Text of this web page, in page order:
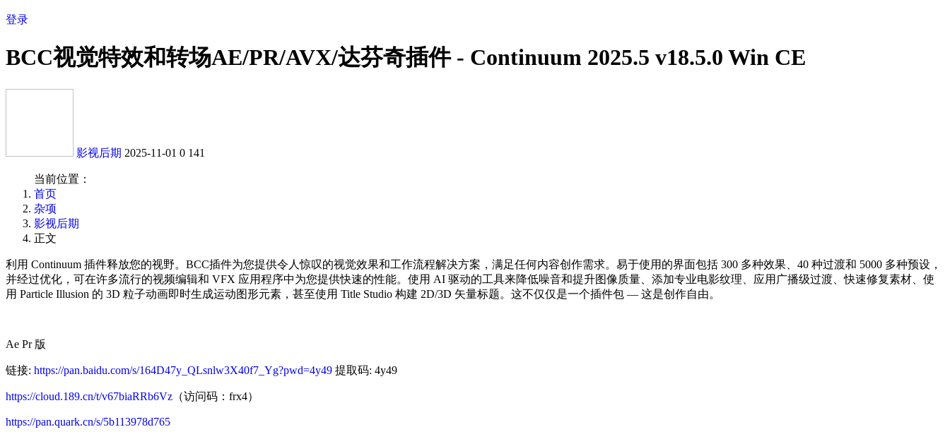
登录
BCC视觉特效和转场AE/PR/AVX/达芬奇插件 - Continuum 2025.5 v18.5.0 Win CE
影视后期 2025-11-01 0 141
当前位置：
首页
杂项
影视后期
正文
利用 Continuum 插件释放您的视野。BCC插件为您提供令人惊叹的视觉效果和工作流程解决方案，满足任何内容创作需求。易于使用的界面包括 300 多种效果、40 种过渡和 5000 多种预设，
并经过优化，可在许多流行的视频编辑和 VFX 应用程序中为您提供快速的性能。使用 AI 驱动的工具来降低噪音和提升图像质量、添加专业电影纹理、应用广播级过渡、快速修复素材、使
用 Particle Illusion 的 3D 粒子动画即时生成运动图形元素，甚至使用 Title Studio 构建 2D/3D 矢量标题。这不仅仅是一个插件包 — 这是创作自由。
Ae Pr 版
链接: https://pan.baidu.com/s/164D47y_QLsnlw3X40f7_Yg?pwd=4y49 提取码: 4y49
https://cloud.189.cn/t/v67biaRRb6Vz （访问码：frx4）
https://pan.quark.cn/s/5b113978d765